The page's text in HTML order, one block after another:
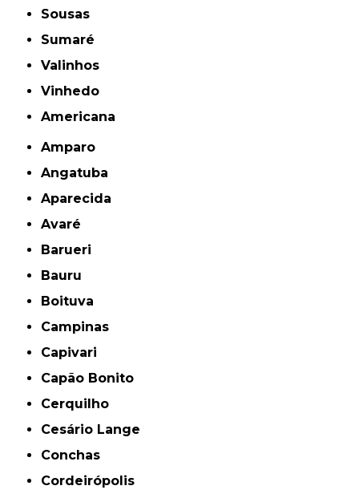
Sousas
Sumaré
Valinhos
Vinhedo
americana
Amparo
Angatuba
Aparecida
Avaré
Barueri
Bauru
Boituva
Campinas
Capivari
Capão Bonito
Cerquilho
Cesário Lange
Conchas
Cordeirópolis